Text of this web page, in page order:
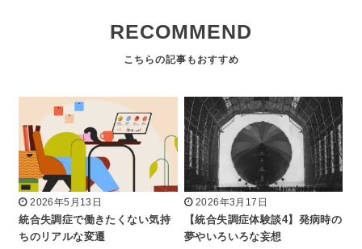
RECOMMEND
2026年5月13日
統合失調症で働きたくない気持
ちのリアルな変遷
2026年3月17日
【統合失調症体験談4】発病時の
夢やいろいろな妄想